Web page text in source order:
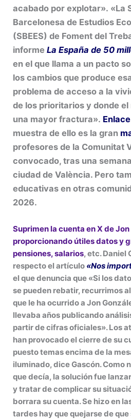
acabado por explotar». «La
Barcelonesa de Estudios
(SBEES) de Foment del
informeLa España de 50
en el que llama a un pacto
los cambios que produce
problema de acceso a la
de los prioritarios y donde
una mayor fractura». Enlace
muestra de ello es la gran
profesores de la Comunitat
convocado, tras una
ciudad de València. Pero
educativas en otras
2026.
Suprimen la cuenta en X de
proporcionando útiles datos y
pensiones, salarios, etc. Daniel
respecto el artículo «Nos
el que denuncia que «Si los
se pueden rebatir, recurrimos
que le ha ocurrido a Jon
llevaba años publicando
partir de cifras oficiales». Los
han provocado el cierre de su
puesto temas encima de la
iluminado, dice Gascón. Como
que decía, la solución fue
y tratar de complicar su
borrara su cuenta. Se hizo en
tardes hay que quejarse de